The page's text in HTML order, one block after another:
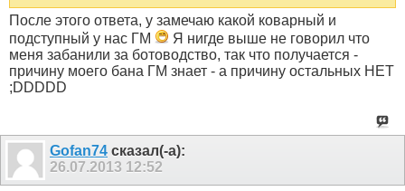
После этого ответа, у замечаю какой коварный и
подступный у нас ГМ
Я нигде выше не говорил что
меня забанили за ботоводство, так что получается -
причину моего бана ГМ знает - а причину остальных НЕТ
;DDDDD
Gofan74 сказал(-а):
26.07.2013 12:52